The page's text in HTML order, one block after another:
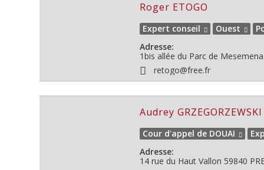
Roger ETOGO
Expert conseil Ouest
Adresse:
1bis allée du Parc de Mesemena
retogo@free.fr
Audrey GRZEGORZEWSKI
Cour d'appel de DOUAI
Adresse:
14 rue du Haut Vallon 59840